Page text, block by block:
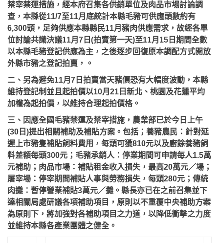
禁宰禁運措施，經本府召集各供銷單位及肉品市場討論調
查，本縣從11/7至11月底統計本縣毛豬可供應頭數約有
6,300頭，足夠供應本縣縣民11月豬肉供應需求，故經各單
位討論共識決議11月7日(拍賣第一天)至11月15日期間全數
以本縣毛豬登記供應為主，之後逐步回復原本調配方式開放
外縣市豬之登記拍賣，。
二、另為避免11月7日拍賣當天豬價恐有大幅度波動，本縣
維持登記制並且起拍價以10月21日新北、桃園及花蓮平均
加權為起拍價，以維持合理起拍價格。
三、因應全國毛豬禁運及禁宰措施，農業部已於今日上午
(30日)提出相關補助及補貼方案。包括；養豬農民：針對延
遲上市豬隻補貼飼料費用，每頭可獲810元以及廚餘養豬飼
料差額每頭300元；毛豬承銷人：停業期間可申請每人1.5萬
元補助；肉品市場：補貼租金收入損失，最高20萬元／場；
屠宰場：停宰期間補貼人事與勞務損失，每頭280元；傳統
肉攤：暫停營業補貼3萬元／攤。縣長亦已在之前召集並下
達相關局處研議各項補助項目，原則以不重覆中央補助方案
為原則下，將加強對各補助項目之力道，以降低衝擊之力度
並維持本縣各產業團體之健全。